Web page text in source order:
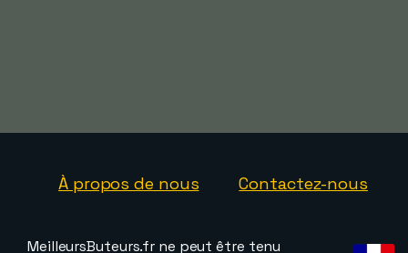
À propos de nous Contactez-nous
MeilleursButeurs.fr ne peut être tenu